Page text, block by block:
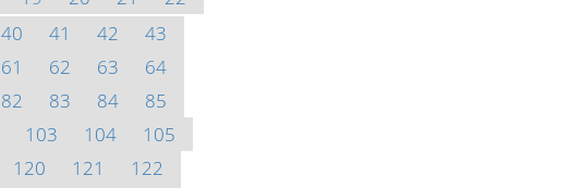
40 41 42
43
61 62 63
64
82 83 84
85
103 104
105
120 121
122